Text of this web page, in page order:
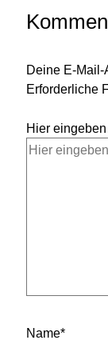
Deine E-Mail-
Erforderliche
Hier
Name*